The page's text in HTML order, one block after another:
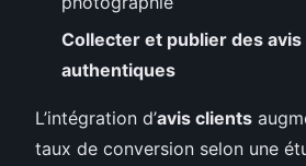
Collecter et publier des
authentiques
L’intégration d’avis clients
taux de conversion selon une